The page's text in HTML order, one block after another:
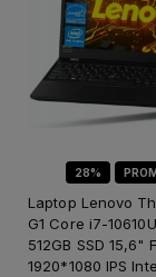
28%
Laptop Lenovo
G1 Core i7-
512GB SSD 15,6"
1920*1080 IPS